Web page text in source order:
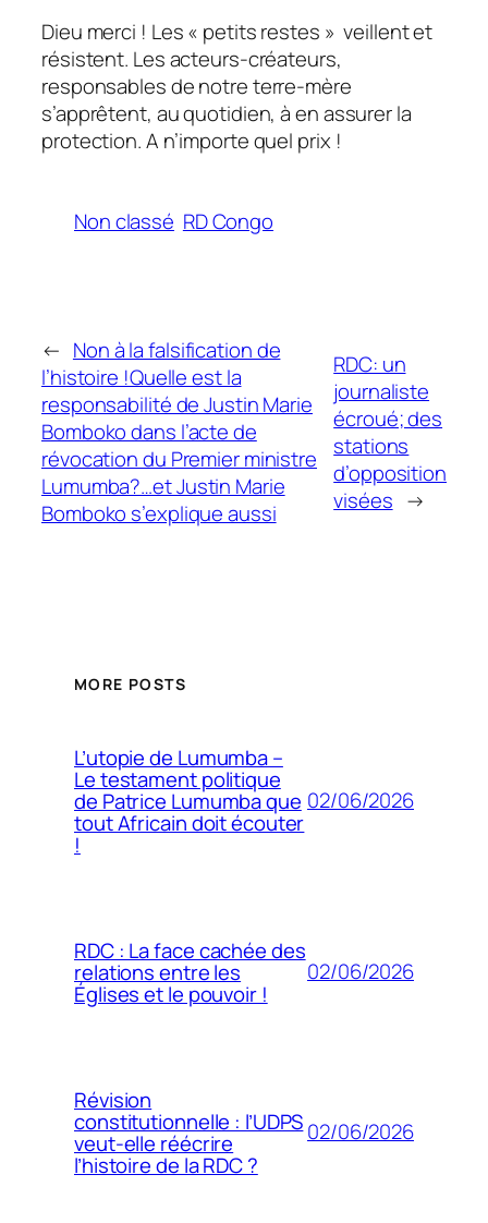
Dieu merci ! Les « petits restes » veillent et
résistent. Les acteurs-créateurs,
responsables de notre terre-mère
s’apprêtent, au quotidien, à en assurer la
protection. A n’importe quel prix !
Non classé RD Congo
← Non à la falsification de
l’histoire !Quelle est la
responsabilité de Justin Marie
Bomboko dans l’acte de
révocation du Premier ministre
Lumumba?…et Justin Marie
Bomboko s’explique aussi
RDC: un
journaliste
écroué; des
stations
d’opposition
visées →
MORE POSTS
L’utopie de Lumumba –
Le testament politique
de Patrice Lumumba que
tout Africain doit écouter
!
02/06/2026
RDC : La face cachée des
relations entre les
Églises et le pouvoir !
02/06/2026
Révision
constitutionnelle : l’UDPS
veut-elle réécrire
l’histoire de la RDC ?
02/06/2026